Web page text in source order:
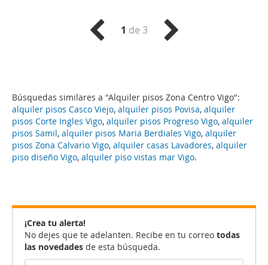
Búsquedas similares a "Alquiler pisos Zona Centro Vigo":
alquiler pisos Casco Viejo, alquiler pisos Povisa, alquiler
pisos Corte Ingles Vigo, alquiler pisos Progreso Vigo, alquiler
pisos Samil, alquiler pisos Maria Berdiales Vigo, alquiler
pisos Zona Calvario Vigo, alquiler casas Lavadores, alquiler
piso diseño Vigo, alquiler piso vistas mar Vigo.
1 de 3
¡Crea tu alerta!
No dejes que te adelanten. Recibe en tu correo todas
las novedades de esta búsqueda.